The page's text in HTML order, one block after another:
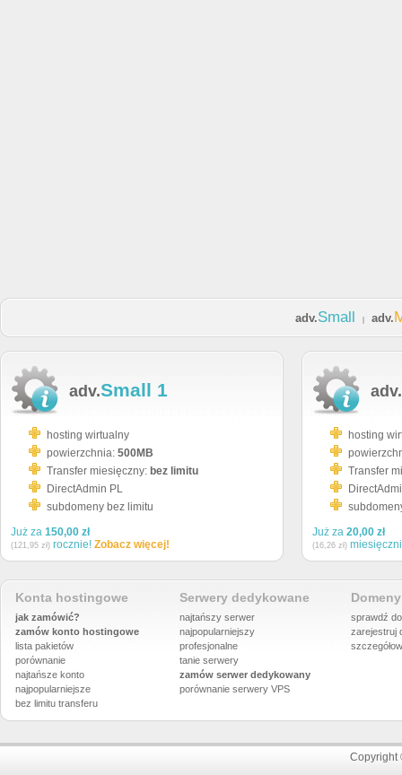
adv.Small adv.
adv.Small 1
hosting wirtualny
powierzchnia: 500MB
Transfer miesięczny: bez limitu
DirectAdmin PL
subdomeny bez limitu
Już za 150,00 zł
(121,95 zł) rocznie! Zobacz więcej!
adv.
hosting
Transfer
Już za 20,00 zł
(16,26 zł)
Konta hostingowe
jak zamówić?
zamów konto hostingowe
lista pakietów
porównanie
najtańsze konto
najpopularniejsze
bez limitu transferu
Serwery dedykowane
najtańszy serwer
najpopularniejszy
profesjonalne
tanie serwery
zamów serwer dedykowany
porównanie serwery VPS
sprawdź
zarejestruj
Copyright